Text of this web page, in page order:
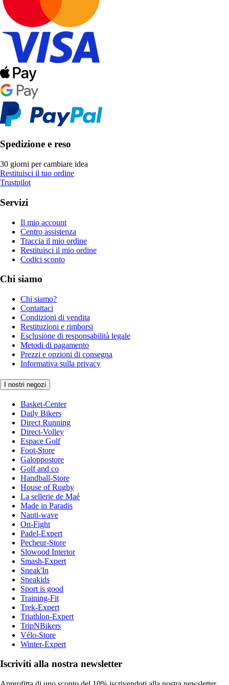
Spedizione e reso
30 giorni per cambiare idea
Restituisci il tuo ordine
Trustpilot
Servizi
Il mio account
Centro assistenza
Traccia il mio ordine
Restituisci il mio ordine
Codici sconto
Chi siamo
Chi siamo?
Contattaci
Condizioni di vendita
Restituzioni e rimborsi
Esclusione di responsabilità legale
Metodi di pagamento
Prezzi e opzioni di consegna
Informativa sulla privacy
I nostri negozi
Basket-Center
Daily Bikers
Direct Running
Direct-Volley
Espace Golf
Foot-Store
Galoppostore
Golf and co
Handball-Store
House of Rugby
La sellerie de Maé
Made in Paradis
Nauti-wave
On-Fight
Padel-Expert
Pecheur-Store
Slowood Interior
Smash-Expert
Sneak'In
Sneakids
Sport is good
Training-Fit
Trek-Expert
Triathlon-Expert
TripNBikers
Vélo-Store
Winter-Expert
Iscriviti alla nostra newsletter